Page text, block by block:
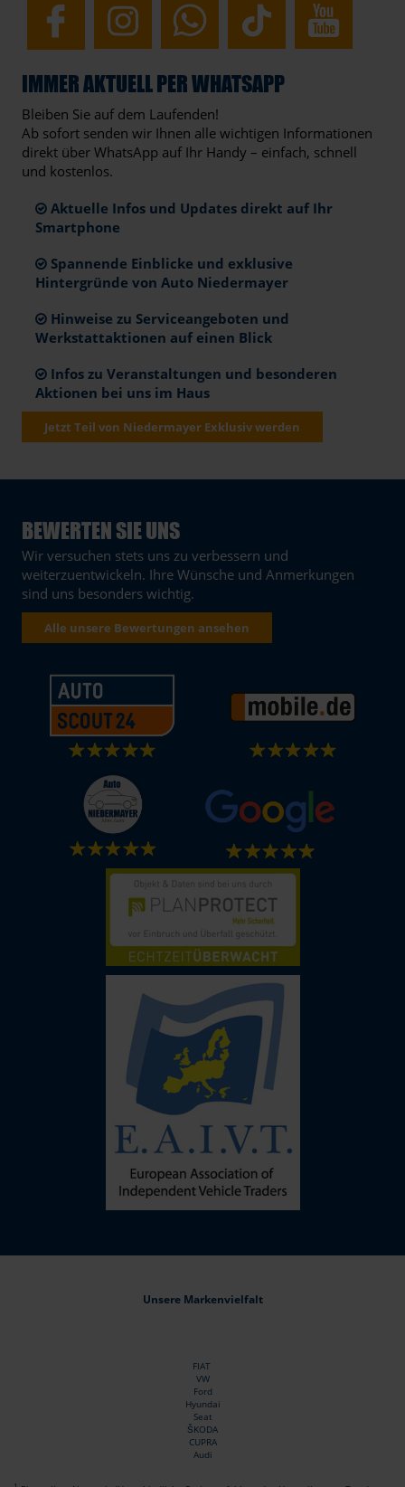
IMMER AKTUELL PER WHATSAPP
Bleiben Sie auf dem Laufenden!
Ab sofort senden wir Ihnen alle wichtigen Informationen
direkt über WhatsApp auf Ihr Handy – einfach, schnell
und kostenlos.
Aktuelle Infos und Updates direkt auf Ihr
Smartphone
Spannende Einblicke und exklusive
Hintergründe von Auto Niedermayer
Hinweise zu Serviceangeboten und
Werkstattaktionen auf einen Blick
Infos zu Veranstaltungen und besonderen
Aktionen bei uns im Haus
Jetzt Teil von Niedermayer Exklusiv werden
BEWERTEN SIE UNS
Wir versuchen stets uns zu verbessern und
weiterzuentwickeln. Ihre Wünsche und Anmerkungen
sind uns besonders wichtig.
Alle unsere Bewertungen ansehen
Unsere Markenvielfalt
FIAT
VW
Ford
Hyundai
Seat
ŠKODA
CUPRA
Audi